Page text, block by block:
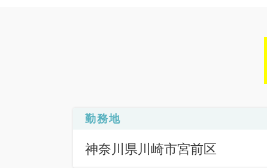
勤務地
神奈川県川崎市宮前区